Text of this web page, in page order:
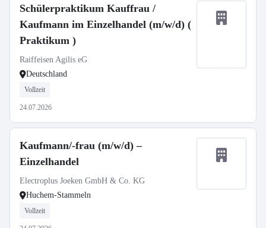
Schülerpraktikum Kauffrau /
Kaufmann im Einzelhandel (m/w/d) (
Praktikum )
Raiffeisen Agilis eG
Deutschland
Vollzeit
24.07.2026
Kaufmann/-frau (m/w/d) –
Einzelhandel
Electroplus Joeken GmbH & Co. KG
Huchem-Stammeln
Vollzeit